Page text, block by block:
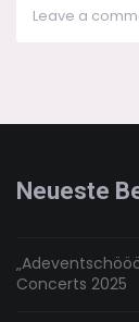
Leave a
Neueste
Concerts 2025